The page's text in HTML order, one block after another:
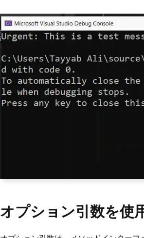
オプション引数を使